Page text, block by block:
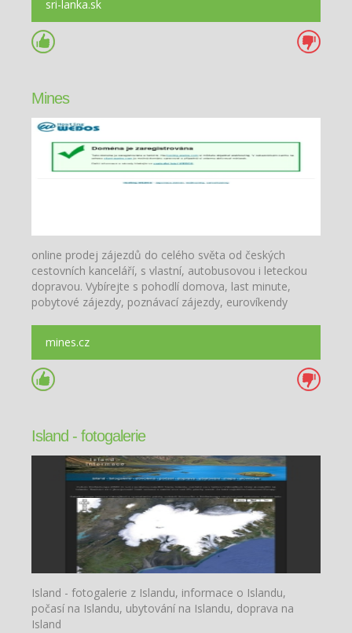
sri-lanka.sk
Mines
online prodej zájezdů do celého světa od českých
cestovních kanceláří, s vlastní, autobusovou i leteckou
dopravou. Vybírejte s pohodlí domova, last minute,
pobytové zájezdy, poznávací zájezdy, eurovíkendy
mines.cz
Island - fotogalerie
Island - fotogalerie z Islandu, informace o Islandu,
počasí na Islandu, ubytování na Islandu, doprava na
Island